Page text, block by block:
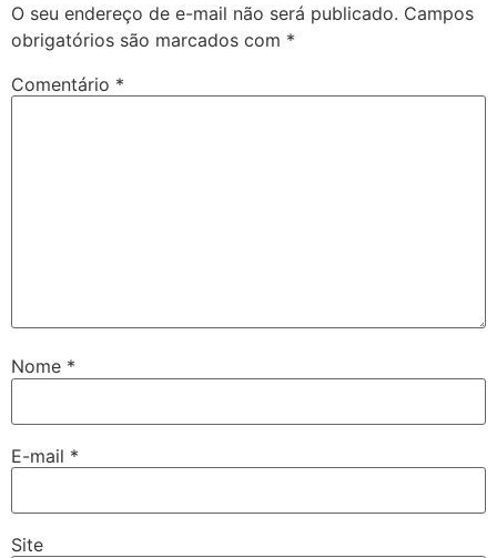
O seu endereço de e-mail não será publicado. Campos
obrigatórios são marcados com *
Comentário *
Nome *
E-mail *
Site